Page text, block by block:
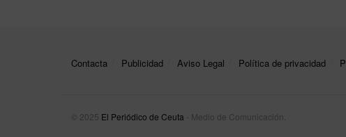
Contacta Publicidad Aviso Legal Política de privacidad
© 2025 El Periódico de Ceuta - Medio de Comunicación